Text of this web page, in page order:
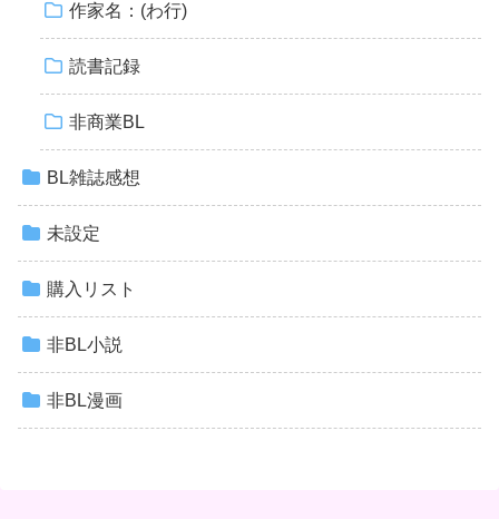
作家名：(わ行)
読書記録
非商業BL
BL雑誌感想
未設定
購入リスト
非BL小説
非BL漫画